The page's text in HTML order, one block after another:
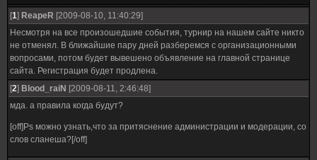
[1] ReapeR [2009-08-10, 11:40:29]
Несмотря на все произошедшие события, турнир на нашем сайте никто
не отменял. В ближайшие пару дней разберемся с организационными
вопросами, потом будет вывешено объявление на главной странице
сайта. Регистрация будет продлена.
[2] Blood_raiN [2009-08-11, 2:46:48]
мда. а правила когда будут?
[off]Ps можно узнать,что за притяснение администрации и модерации, со
слов сланеша?[/off]